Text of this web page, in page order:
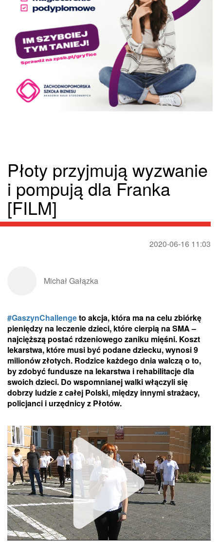
Płoty przyjmują wyzwanie
i pompują dla Franka
[FILM]
2020-06-16 11:03
Michał Gałązka
#GaszynChallengeto akcja, która ma na celu zbiórkę
pieniędzy na leczenie dzieci, które cierpią na SMA –
najcięższą postać rdzeniowego zaniku mięśni. Koszt
lekarstwa, które musi być podane dziecku, wynosi 9
milionów złotych. Rodzice każdego dnia walczą o to,
by zdobyć fundusze na lekarstwa i rehabilitacje dla
swoich dzieci. Do wspomnianej walki włączyli się
dobrzy ludzie z całej Polski, między innymi strażacy,
policjanci i urzędnicy z Płotów.